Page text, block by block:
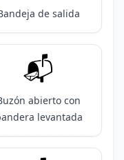
de salida
📬️
abierto con
levantada